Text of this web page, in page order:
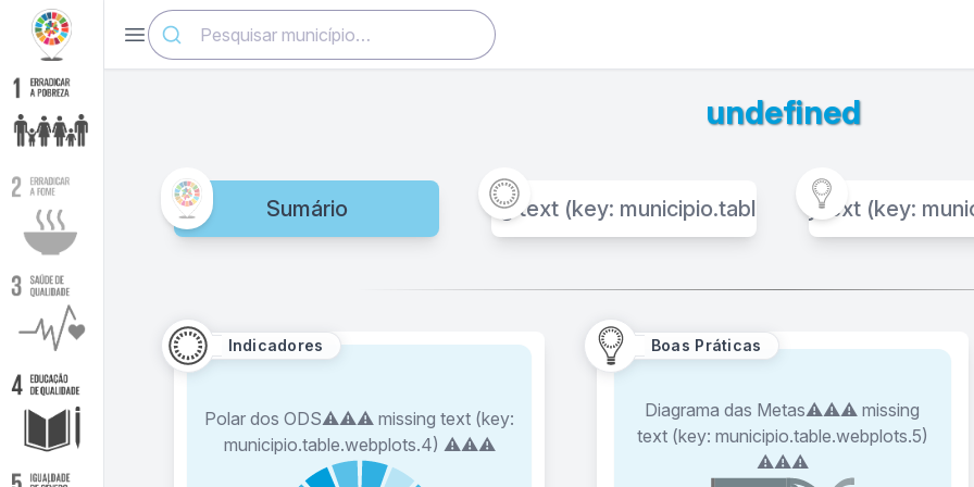
Abrir menu
undefined
Sumário
Indicadores⚠️⚠️⚠️ missing text (key: municipio.table.indicators.1) ⚠️⚠️⚠️
Boas Práticas⚠️⚠️⚠️ missing text (key:
Polar dos ODS⚠️⚠️⚠️ missing text (key:
municipio.table.webplots.4) ⚠️⚠️⚠️
Corrida dos ODS⚠️⚠️⚠️ missing text
(key: municipio.table.webplots.1) ⚠️⚠️⚠️
Indicadores
Diagrama das Metas⚠️⚠️⚠️ missing
text (key: municipio.table.webplots.5)
⚠️⚠️⚠️
Boas Práticas